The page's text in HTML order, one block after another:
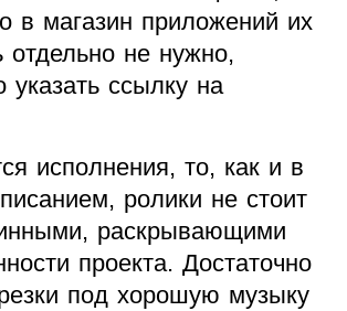
в магазин приложений их
отдельно не нужно,
указать ссылку на
исполнения, то, как и в
ролики не стоит
раскрывающими
проекта. Достаточно
под хорошую музыку